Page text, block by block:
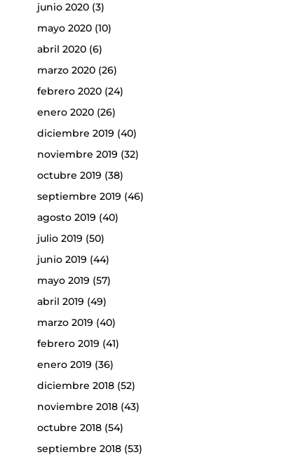
junio 2020(3)
mayo 2020(10)
abril 2020(6)
marzo 2020(26)
febrero 2020(24)
enero 2020(26)
diciembre 2019 (40)
noviembre 2019 (32)
octubre 2019 (38)
septiembre 2019 (46)
agosto 2019 (40)
julio 2019 (50)
junio 2019 (44)
mayo 2019 (57)
abril 2019 (49)
marzo 2019 (40)
febrero 2019 (41)
enero 2019 (36)
diciembre 2018(52)
noviembre 2018(43)
octubre 2018(54)
septiembre 2018(53)